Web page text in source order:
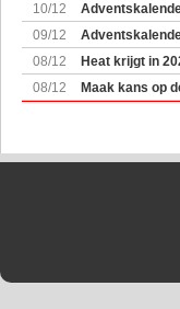
10/12
09/12
08/12
Heat krijgt in
08/12
Maak kans op